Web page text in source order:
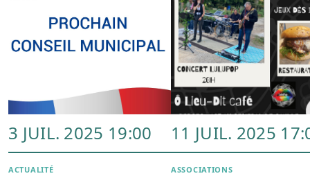
23 MARS 2025 10:00
ASSOCIATIONS
Lire la suite
22 MARS 2025
ASSOCIATIONS
Soirée « Arts pour
Lire la suite